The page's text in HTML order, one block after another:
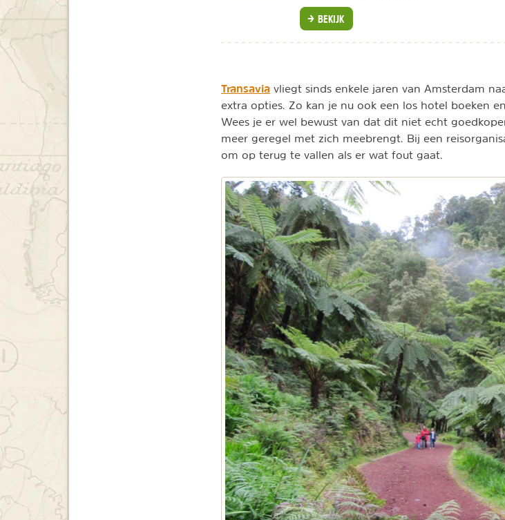
BEKIJK
Transavia vliegt sinds enkele jaren van Amsterdam
extra opties. Zo kan je nu ook een los hotel boeken
Wees je er wel bewust van dat dit niet echt
meer geregel met zich meebrengt. Bij een
om op terug te vallen als er wat fout gaat.